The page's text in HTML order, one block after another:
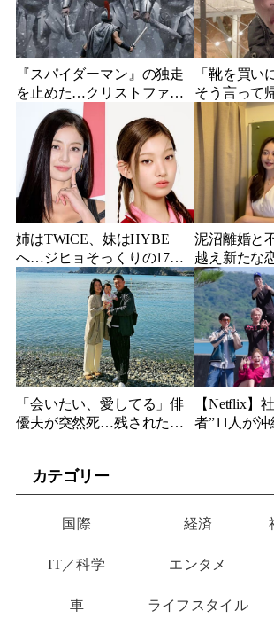
『スパイダーマン』の独走
を止めた…クリストファ
ー・ノーラン史上最大、390
億円の超大作がついに韓国
上陸
「靴を買い
そう言って
歳俳優…28
が玄関に置
り物”
姉はTWICE、妹はHYBE
へ…ジヒョそっくりの17歳
妹、多国籍7人組でついにデ
ビュー
泥沼離婚と
越え新たな
YouTuberが
189cmの医者
「会いたい、愛してる」俳
優夫が突然死…残された女
【Netflix】
者”11人が
カテゴリー
国際 経済
IT／科学 エンタメ
車 ライフスタイル